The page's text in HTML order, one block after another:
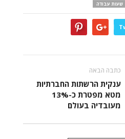
שעות עבודה
כתבה הבאה
ענקית הרשתות החברתיות
מטא מפטרת כ-13%
מעובדיה בעולם